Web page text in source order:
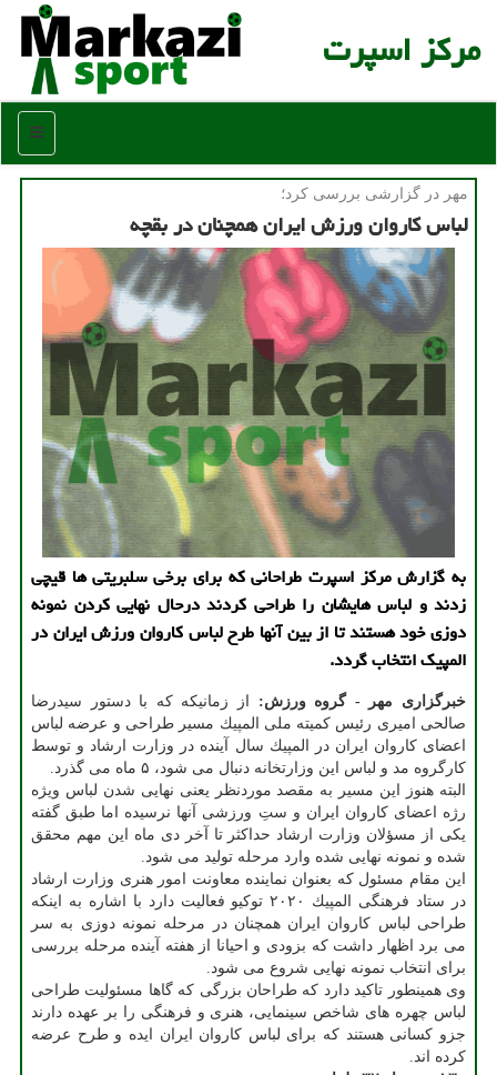
مركز اسپرت
منو
مهر در گزارشی بررسی كرد؛
لباس كاروان ورزش ایران همچنان در بقچه
به گزارش مركز اسپرت طراحانی كه برای برخی سلبریتی ها قیچی
زدند و لباس هایشان را طراحی كردند درحال نهایی كردن نمونه
دوزی خود هستند تا از بین آنها طرح لباس كاروان ورزش ایران در
المپیك انتخاب گردد.
خبرگزاری مهر - گروه ورزش:
از زمانیكه كه با دستور سیدرضا
صالحی امیری رئیس كمیته ملی المپیك مسیر طراحی و عرضه لباس
اعضای كاروان ایران در المپیك سال آینده در وزارت ارشاد و توسط
كارگروه مد و لباس این وزارتخانه دنبال می شود، ۵ ماه می گذرد.
البته هنوز این مسیر به مقصد موردنظر یعنی نهایی شدن لباس ویژه
رژه اعضای كاروان ایران و ستِ ورزشی آنها نرسیده اما طبق گفته
یكی از مسؤلان وزارت ارشاد حداكثر تا آخر دی ماه این مهم محقق
شده و نمونه نهایی شده وارد مرحله تولید می شود.
این مقام مسئول كه بعنوان نماینده معاونت امور هنری وزارت ارشاد
در ستاد فرهنگی المپیك ۲۰۲۰ توكیو فعالیت دارد با اشاره به اینكه
طراحی لباس كاروان ایران همچنان در مرحله نمونه دوزی به سر
می برد اظهار داشت كه بزودی و احیانا از هفته آینده مرحله بررسی
برای انتخاب نمونه نهایی شروع می شود.
وی همینطور تاكید دارد كه طراحان بزرگی كه گاها مسئولیت طراحی
لباس چهره های شاخص سینمایی، هنری و فرهنگی را بر عهده دارند
جزو كسانی هستند كه برای لباس كاروان ایران ایده و طرح عرضه
كرده اند.